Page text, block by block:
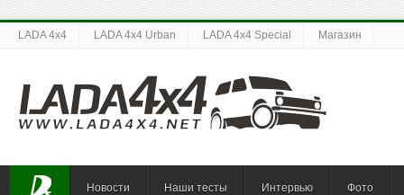
LADA 4x4 LADA 4x4 Urban LADA 4x4 Special Магазин
Новости Наши тесты Интервью Фото